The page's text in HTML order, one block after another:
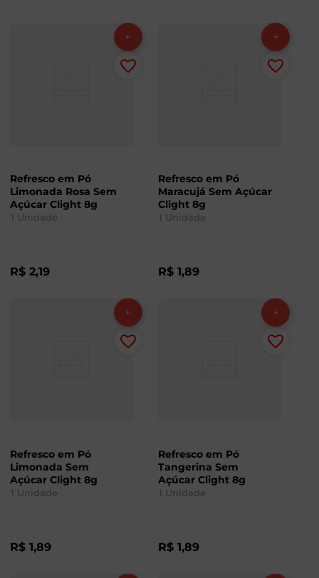
Refresco em Pó
Limonada Rosa Sem
Açúcar Clight 8g
1 Unidade
R$ 2,19
Refresco em Pó
Maracujá Sem Açúcar
Clight 8g
1 Unidade
R$ 1,89
Refresco em Pó
Limonada Sem
Açúcar Clight 8g
1 Unidade
R$ 1,89
Refresco em Pó
Tangerina Sem
Açúcar Clight 8g
1 Unidade
R$ 1,89